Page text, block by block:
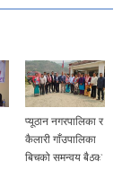
प्यूठान नगरपालिका र
कैलारी गाँउपालिका
बिचको समन्वय बैठक